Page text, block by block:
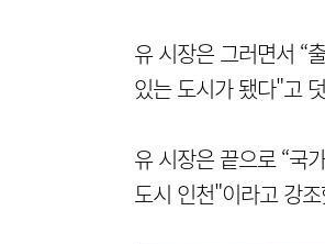
유 시장은 그러면서 “
있는 도시가 됐다"고
유 시장은 끝으로 “국
도시 인천"이라고 강